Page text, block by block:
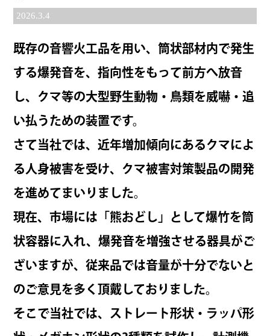
2026.3.4
既存の音響火工品を用い、筒状部材内で発生
する爆発音を、指向性をもって前方へ放音
し、クマ等の大型野生動物・鳥類を威嚇・追
い払うための装置です。
さて当社では、近年増加傾向にあるクマによ
る人身被害を受け、クマ被害対策製品の開発
を進めてまいりました。
現在、市場には「熊おどし」として爆竹を筒
状容器に入れ、爆発音を増強させる器具がご
ざいますが、従来品では音量が十分でないと
のご意見を多く頂戴しておりました。
そこで当社では、
ストレート形状・ラッパ形